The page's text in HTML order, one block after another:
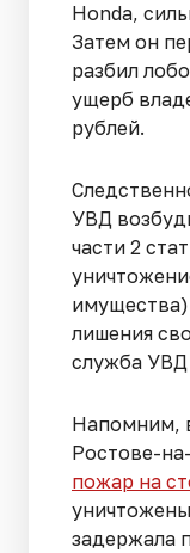
Honda,
Затем он
разбил
ущерб
рублей.
УВД
части 2
лишения
служба УВД
Напомним,
Ростове-
пожар на
задержала